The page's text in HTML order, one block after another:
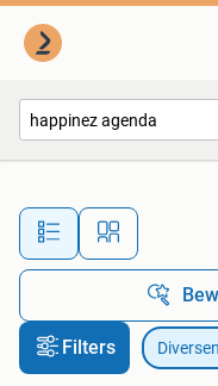
Filters Diversen